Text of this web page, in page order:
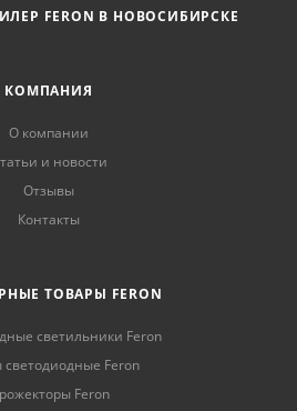
FERON В НОВОСИБИРСКЕ
КОМПАНИЯ
О компании
и новости
Отзывы
Контакты
ТОВАРЫ FERON
светильники Feron
Feron
Feron